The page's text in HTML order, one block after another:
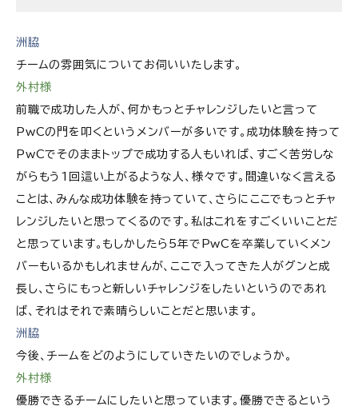
洲脇
チームの雰囲気についてお伺いいたします。
外村様
前職で成功した人が、何かもっとチャレンジしたいと言って
PwCの門を叩くというメンバーが多いです。成功体験を持って
PwCでそのままトップで成功する人もいれば、すごく苦労しな
がらもう1回這い上がるような人、様々です。間違いなく言える
ことは、みんな成功体験を持っていて、さらにここでもっとチャ
レンジしたいと思ってくるのです。私はこれをすごくいいことだ
と思っています。もしかしたら5年でPwCを卒業していくメン
バーもいるかもしれませんが、ここで入ってきた人がグンと成
長し、さらにもっと新しいチャレンジをしたいというのであれ
ば、それはそれで素晴らしいことだと思います。
洲脇
今後、チームをどのようにしていきたいのでしょうか。
外村様
優勝できるチームにしたいと思っています。優勝できるという